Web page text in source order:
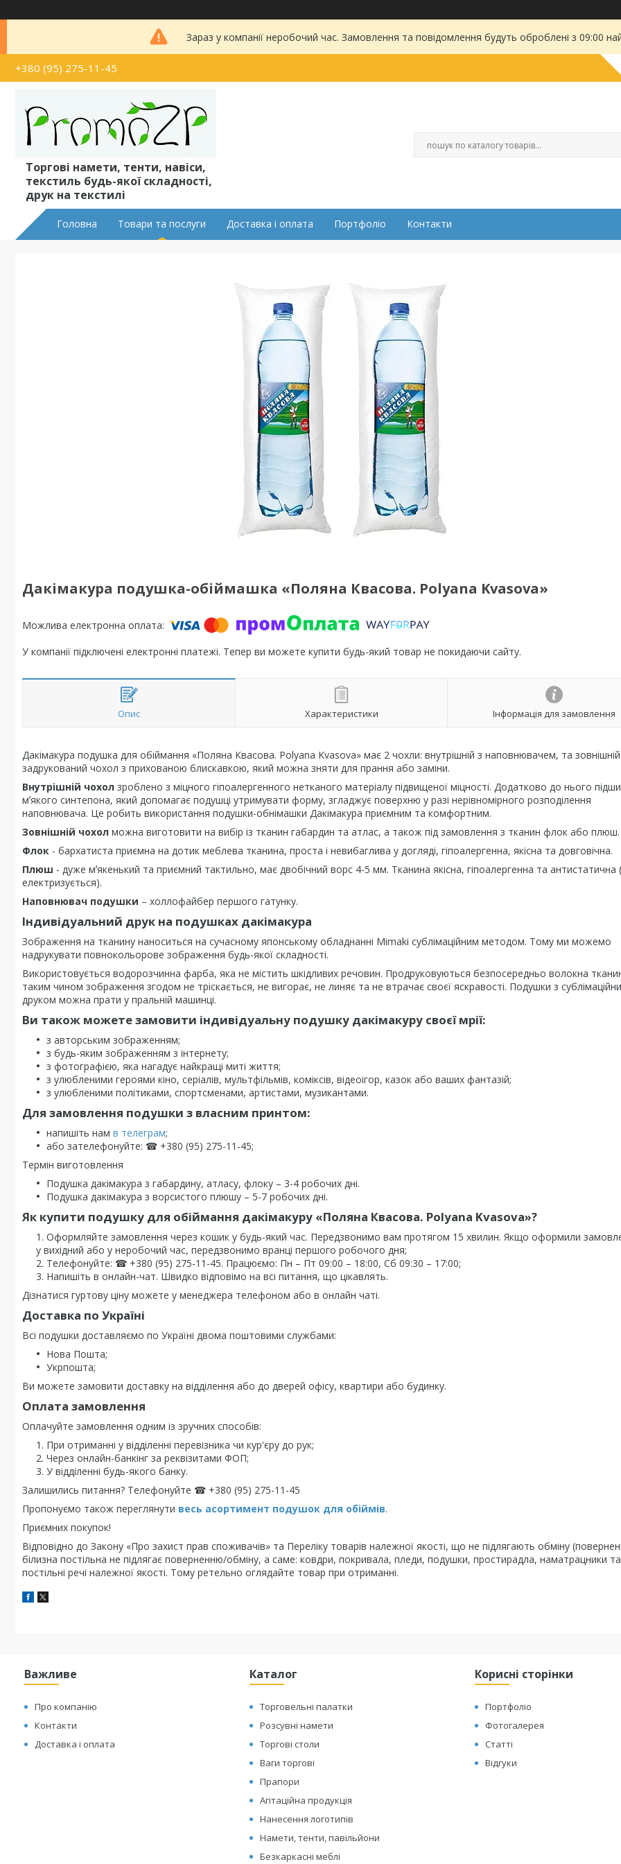
Зараз у компанії неробочий час. Замовлення та повідомлення будуть оброблені з 09:00
+380 (95) 275-11-45
Торгові намети, тенти, навіси,
текстиль будь-якої складності,
друк на текстилі
Головна Товари та послуги Доставка і оплата Портфоліо Контакти
Дакімакура подушка-обіймашка «Поляна Квасова. Polyana Kvasova»
У компанії підключені електронні платежі. Тепер ви можете купити будь-який товар не покидаючи сайту.
Опис Характеристики Інформація для замовлення
Дакімакура подушка для обіймання «Поляна Квасова. Polyana Kvasova» має 2 чохли: внутрішній з наповнювачем, та зовнішній
задрукований чохол з прихованою блискавкою, який можна зняти для прання або заміни.
Внутрішній чохол зроблено з міцного гіпоалергенного нетканого матеріалу підвищеної міцності. Додатково до нього
мʼякого синтепона, який допомагає подушці утримувати форму, згладжує поверхню у разі нерівномірного розподілення
наповнювача. Це робить використання подушки-обнімашки Дакімакура приємним та комфортним.
Зовнішній чохол можна виготовити на вибір із тканин габардин та атлас, а також під замовлення з тканин флок або плюш.
Флок - бархатиста приємна на дотик меблева тканина, проста і невибаглива у догляді, гіпоалергенна, якісна та довговічна.
Плюш - дуже мʼякенький та приємний тактильно, має двобічний ворс 4-5 мм. Тканина якісна, гіпоалергенна та антистатична
електризується).
Наповнювач подушки – холлофайбер першого гатунку.
Індивідуальний друк на подушках дакімакура
Зображення на тканину наноситься на сучасному японському обладнанні Mimaki сублімаційним методом. Тому ми можемо
надрукувати повнокольорове зображення будь-якої складності.
Використовується водорозчинна фарба, яка не містить шкідливих речовин. Продруковуються безпосередньо волокна
таким чином зображення згодом не тріскається, не вигорає, не линяє та не втрачає своєї яскравості. Подушки з
друком можна прати у пральній машинці.
Ви також можете замовити індивідуальну подушку дакімакуру своєї мрії:
з авторським зображенням;
з будь-яким зображенням з інтернету;
з фотографією, яка нагадує найкращі миті життя;
з улюбленими героями кіно, серіалів, мультфільмів, коміксів, відеоігор, казок або ваших фантазій;
з улюбленими політиками, спортсменами, артистами, музикантами.
Для замовлення подушки з власним принтом:
напишіть нам в телеграм;
або зателефонуйте: ☎ +380 (95) 275-11-45;
Термін виготовлення
Подушка дакімакура з габардину, атласу, флоку – 3-4 робочих дні.
Подушка дакімакура з ворсистого плюшу – 5-7 робочих дні.
Як купити подушку для обіймання дакімакуру «Поляна Квасова. Polyana Kvasova»?
Оформляйте замовлення через кошик у будь-який час. Передзвонимо вам протягом 15 хвилин. Якщо оформили
у вихідний або у неробочий час, передзвонимо вранці першого робочого дня;
Телефонуйте: ☎ +380 (95) 275-11-45. Працюємо: Пн – Пт 09:00 – 18:00, Сб 09:30 – 17:00;
Напишіть в онлайн-чат. Швидко відповімо на всі питання, що цікавлять.
Дізнатися гуртову ціну можете у менеджера телефоном або в онлайн чаті.
Доставка по Україні
Всі подушки доставляємо по Україні двома поштовими службами:
Нова Пошта;
Укрпошта;
Ви можете замовити доставку на відділення або до дверей офісу, квартири або будинку.
Оплата замовлення
Оплачуйте замовлення одним із зручних способів:
При отриманні у відділенні перевізника чи кур'єру до рук;
Через онлайн-банкінг за реквізитами ФОП;
У відділенні будь-якого банку.
Залишились питання? Телефонуйте ☎ +380 (95) 275-11-45
Пропонуємо також переглянути весь асортимент подушок для обіймів.
Приємних покупок!
Відповідно до Закону «Про захист прав споживачів» та Переліку товарів належної якості, що не підлягають обміну
білизна постільна не підлягає поверненню/обміну, а саме: ковдри, покривала, пледи, подушки, простирадла, наматрацники та
постільні речі належної якості. Тому ретельно оглядайте товар при отриманні.
Важливе
Про компанію
Контакти
Доставка і оплата
Каталог
Торговельні палатки
Розсувні намети
Торгові столи
Ваги торгові
Прапори
Агітаційна продукція
Нанесення логотипів
Намети, тенти, павільйони
Безкаркасні меблі
Корисні сторінки
Портфоліо
Фотогалерея
Статті
Відгуки